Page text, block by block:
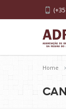
Home